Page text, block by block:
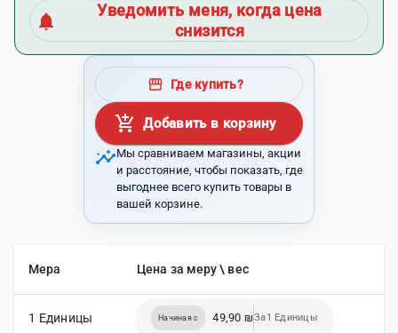
notifications
Уведомить меня, когда цена
снизится
storefront Где купить?
add_shopping_cart Добавить в корзину
insightsМы сравниваем магазины, акции
и расстояние, чтобы показать, где
выгоднее всего купить товары в
вашей корзине.
Мера Цена за меру \ вес
1 Единицы Начиная с 49,90 ₪За1 Единицы